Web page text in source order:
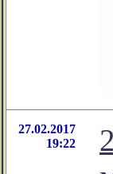
27.02.2017
19:22